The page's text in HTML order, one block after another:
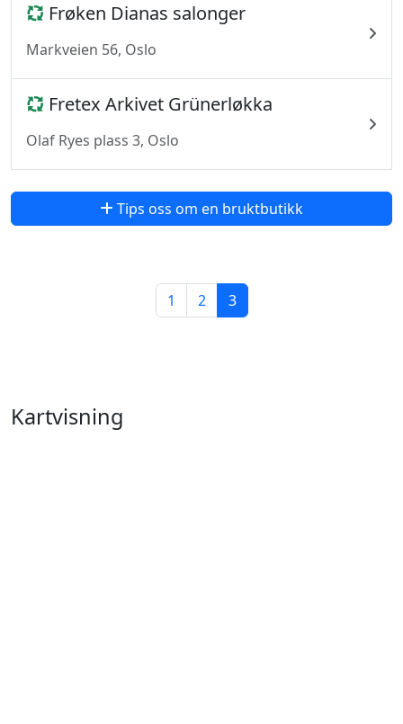
Frøken Dianas salonger
Markveien 56, Oslo
Fretex Arkivet Grünerløkka
Olaf Ryes plass 3, Oslo
Tips oss om en bruktbutikk
1 2 3
Kartvisning